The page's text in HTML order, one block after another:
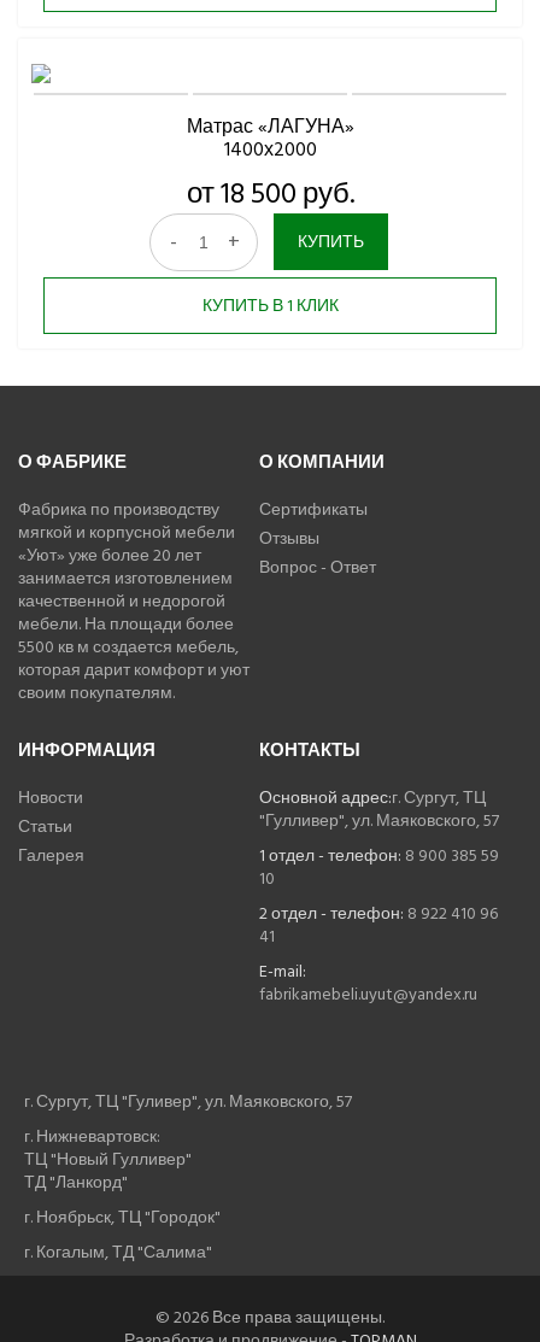
Матрас «ЛАГУНА»
1400х2000
от 18 500 руб.
- + КУПИТЬ
КУПИТЬ В 1 КЛИК
О ФАБРИКЕ
Фабрика по производству
мягкой и корпусной мебели
«Уют» уже более 20 лет
занимается изготовлением
качественной и недорогой
мебели. На площади более
5500 кв м создается мебель,
которая дарит комфорт и уют
своим покупателям.
О КОМПАНИИ
Сертификаты
Отзывы
Вопрос - Ответ
ИНФОРМАЦИЯ
Новости
Статьи
Галерея
КОНТАКТЫ
Основной адрес:г. Сургут, ТЦ
"Гулливер", ул. Маяковского, 57
1 отдел - телефон: 8 900 385 59
10
2 отдел - телефон: 8 922 410 96
41
E-mail:
fabrikamebeli.uyut@yandex.ru
г. Сургут, ТЦ "Гуливер", ул. Маяковского, 57
г. Нижневартовск:
ТЦ "Новый Гулливер"
ТД "Ланкорд"
г. Ноябрьск, ТЦ "Городок"
г. Когалым, ТД "Салима"
© 2026 Все права защищены.